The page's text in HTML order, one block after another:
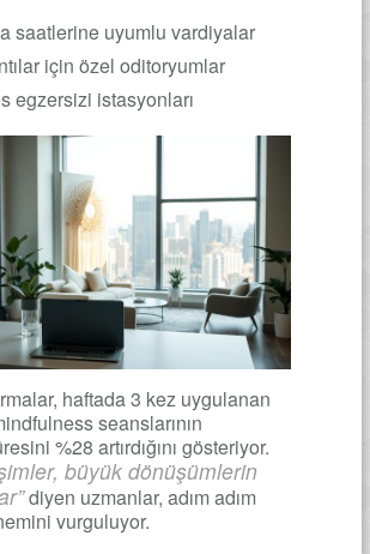
saatlerine uyumlu vardiyalar
için özel oditoryumlar
egzersizi istasyonları
haftada 3 kez uygulanan
seanslarının
%28 artırdığını gösteriyor.
büyük dönüşümlerin
diyen uzmanlar, adım adım
vurguluyor.